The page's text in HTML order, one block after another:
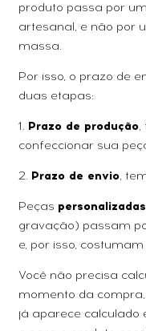
produto passa por
artesanal, e não por
massa.
Por isso, o prazo de
duas etapas:
1. Prazo de produção,
confeccionar sua
2. Prazo de envio,
Peças personalizadas
gravação) passam
e, por isso,
Você não precisa
momento da
já aparece calculado